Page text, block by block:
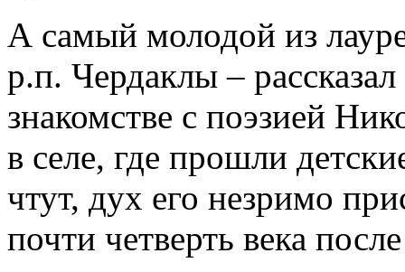
А самый молодой из
р.п. Чердаклы –
знакомстве с поэзией
в селе, где прошли
чтут, дух его незримо
почти четверть века